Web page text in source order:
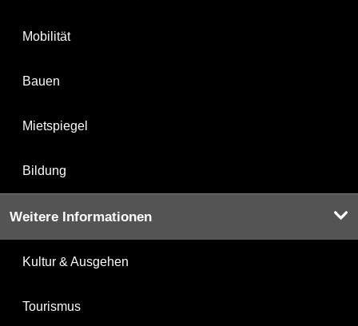
Mobilität
Bauen
Mietspiegel
Bildung
Weitere Informationen
Kultur & Ausgehen
Tourismus